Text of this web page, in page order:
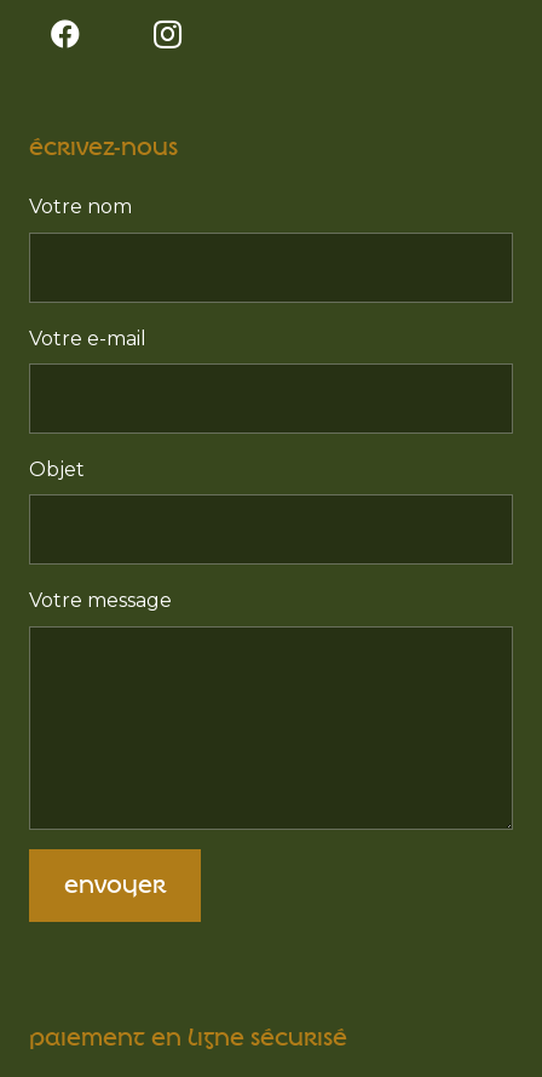
ÉCRIVEZ-NOUS
Votre nom
Votre e-mail
Objet
Votre message
PAIEMENT EN LIGNE SÉCURISÉ